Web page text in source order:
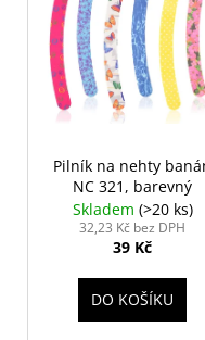
Pilník na nehty
NC 321, barevný
Skladem (>20 ks)
32,23 Kč bez DPH
39 Kč
DO KOŠÍKU
KULATÁ